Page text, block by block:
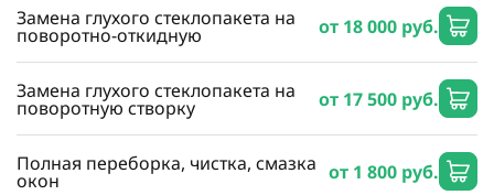
Замена глухого стеклопакета на
поворотно-откидную от 18 000 руб.
Замена глухого стеклопакета на
поворотную створку от 17 500 руб.
Полная переборка, чистка, смазка
окон от 1 800 руб.